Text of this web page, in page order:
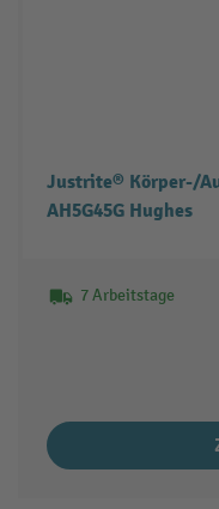
Justrite® Körper-/
AH5G45G Hughes
7 Arbeitstage